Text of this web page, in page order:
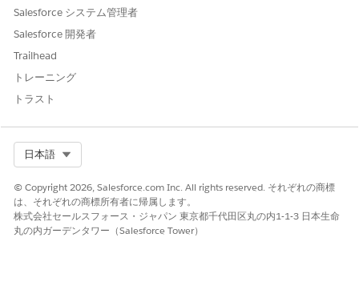
見積が正常に注文されると、Salesforce はそれらのレコード
を注文品目レートカードエントリレコードに変換して、注文の
正確なレートを維持します。
積品目レートカードエントリはすぐに作成されません。エント
リは、見積品目の編集、見積の保存、見積のアセット化など、
次に価格設定サービスが呼び出されるときに作成されます。
Salesforce システム管理者
Salesforce 開発者
Trailhead
トレーニング
トラスト
日本語
© Copyright 2026, Salesforce.com Inc. All rights reserved. それぞれの商標
は、それぞれの商標所有者に帰属します。
株式会社セールスフォース・ジャパン 東京都千代田区丸の内1-1-3 日本生命
丸の内ガーデンタワー（Salesforce Tower）